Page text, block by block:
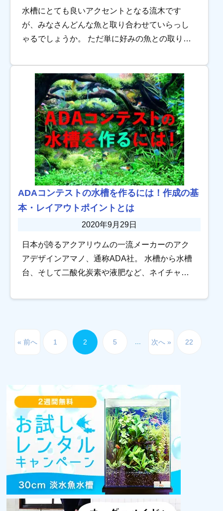
水槽にとても良いアクセントとなる流木です
が、みなさんどんな魚と取り合わせていらっし
ゃるでしょうか。 ただ単に好みの魚との取り合
アウト水槽と相性のいい魚」がいるんです。 流
木が大好 […]
ADAコンテストの水槽を作るには！作成の基
本・レイアウトポイントとは
2020年9月29日
日本が誇るアクアリウムの一流メーカーのアク
アデザインアマノ、通称ADA社。 水槽から水槽
台、そして二酸化炭素や液肥など、ネイチャー
の製品があれば楽しむ事ができます。 そんなAD
« 前へ 1 2 5 ... 次へ » 22